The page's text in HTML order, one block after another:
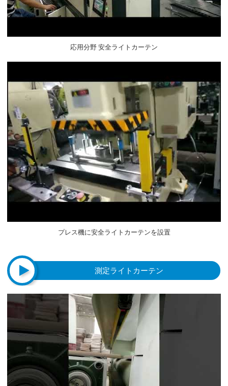
応用分野 安全ライトカーテン
プレス機に安全ライトカーテンを設置
測定ライトカーテン